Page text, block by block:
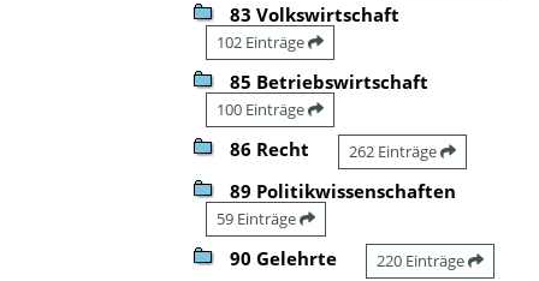
83 Volkswirtschaft
102 Einträge
85 Betriebswirtschaft
100 Einträge
86 Recht 262 Einträge
89 Politikwissenschaften
59 Einträge
90 Gelehrte 220 Einträge